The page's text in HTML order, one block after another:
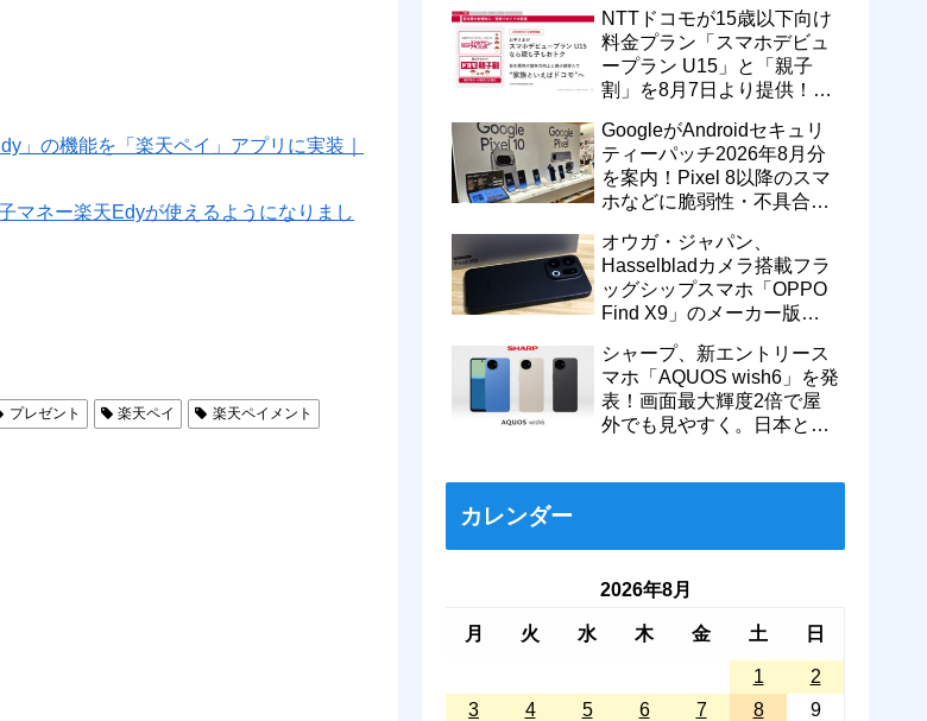
」の機能を「楽天ペイ」アプリに実装｜
マネー楽天Edyが使えるようになりまし
プレゼント 楽天ペイ
楽天ペイメント
過
NTTドコモが15歳以下向け
料金プラン「スマホデビュ
ープラン U15」と「親子
割」を8月7日より提供！親
550円割引に
GoogleがAndroidセキュリ
ティーパッチ2026年8月分
を案内！Pixel 8以降のスマ
ホなどに脆弱性・不具合の
新が提供開始
オウガ・ジャパン、
Hasselbladカメラ搭載フラ
ッグシップスマホ「OPPO
Find X9」のメーカー版
げ！15万9800円に
シャープ、新エントリース
マホ「AQUOS wish6」を発
表！画面最大輝度2倍で屋
外でも見やすく。日本と台
カレンダー
2026年8月
月 火 水 木 金 土 日
1
2
3
4 5 6 7 8 9